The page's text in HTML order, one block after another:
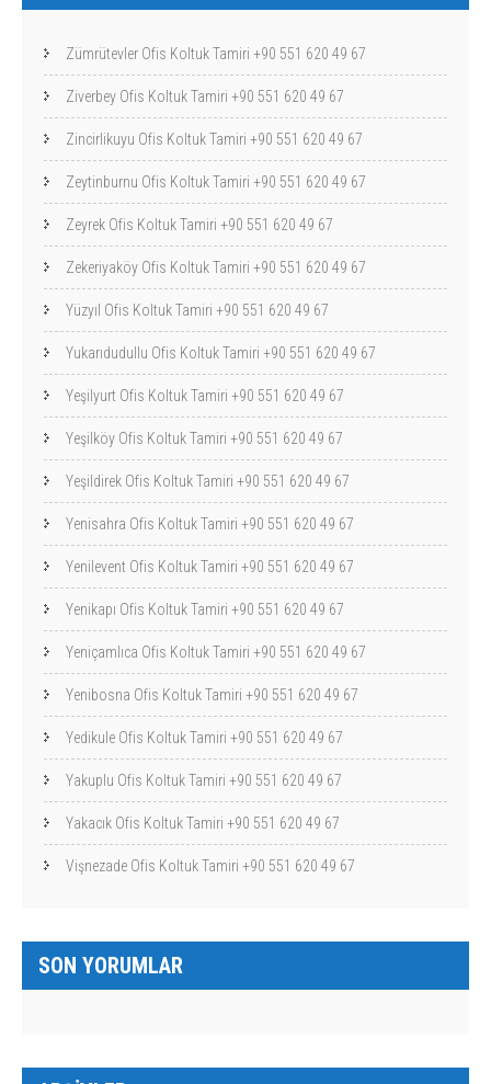
Zümrütevler Ofis Koltuk Tamiri +90 551 620 49 67
Ziverbey Ofis Koltuk Tamiri +90 551 620 49 67
Zincirlikuyu Ofis Koltuk Tamiri +90 551 620 49 67
Zeytinburnu Ofis Koltuk Tamiri +90 551 620 49 67
Zeyrek Ofis Koltuk Tamiri +90 551 620 49 67
Zekeriyaköy Ofis Koltuk Tamiri +90 551 620 49 67
Yüzyıl Ofis Koltuk Tamiri +90 551 620 49 67
Yukarıdudullu Ofis Koltuk Tamiri +90 551 620 49 67
Yeşilyurt Ofis Koltuk Tamiri +90 551 620 49 67
Yeşilköy Ofis Koltuk Tamiri +90 551 620 49 67
Yeşildirek Ofis Koltuk Tamiri +90 551 620 49 67
Yenisahra Ofis Koltuk Tamiri +90 551 620 49 67
Yenilevent Ofis Koltuk Tamiri +90 551 620 49 67
Yenikapı Ofis Koltuk Tamiri +90 551 620 49 67
Yeniçamlıca Ofis Koltuk Tamiri +90 551 620 49 67
Yenibosna Ofis Koltuk Tamiri +90 551 620 49 67
Yedikule Ofis Koltuk Tamiri +90 551 620 49 67
Yakuplu Ofis Koltuk Tamiri +90 551 620 49 67
Yakacık Ofis Koltuk Tamiri +90 551 620 49 67
Vişnezade Ofis Koltuk Tamiri +90 551 620 49 67
SON YORUMLAR